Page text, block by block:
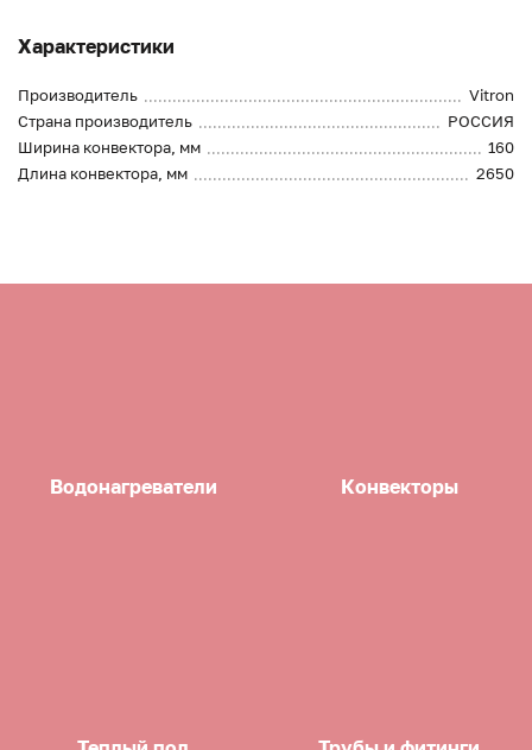
Характеристики
Производитель
Vitron
Страна производитель
РОССИЯ
Ширина конвектора, мм
160
Длина конвектора, мм
2650
Водонагреватели Конвекторы